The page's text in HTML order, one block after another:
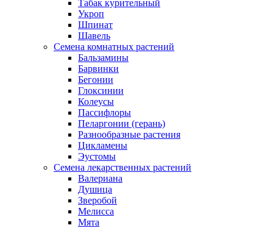
Табак курительный
Укроп
Шпинат
Щавель
Семена комнатных растений
Бальзамины
Барвинки
Бегонии
Глоксинии
Колеусы
Пассифлоры
Пеларгонии (герань)
Разнообразные растения
Цикламены
Эустомы
Семена лекарственных растений
Валериана
Душица
Зверобой
Мелисса
Мята